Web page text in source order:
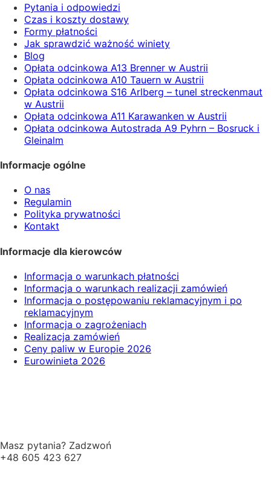
Pytania i odpowiedzi
Czas i koszty dostawy
Formy płatności
Jak sprawdzić ważność winiety
Blog
Opłata odcinkowa A13 Brenner w Austrii
Opłata odcinkowa A10 Tauern w Austrii
Opłata odcinkowa S16 Arlberg – tunel streckenmaut
w Austrii
Opłata odcinkowa A11 Karawanken w Austrii
Opłata odcinkowa Autostrada A9 Pyhrn – Bosruck i
Gleinalm
Informacje ogólne
O nas
Regulamin
Polityka prywatności
Kontakt
Informacje dla kierowców
Informacja o warunkach płatności
Informacja o warunkach realizacji zamówień
Informacja o postępowaniu reklamacyjnym i po
reklamacyjnym
Informacja o zagrożeniach
Realizacja zamówień
Ceny paliw w Europie 2026
Eurowinieta 2026
Masz pytania? Zadzwoń
+48 605 423 627